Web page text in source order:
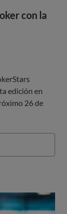
con la
edición en
26 de